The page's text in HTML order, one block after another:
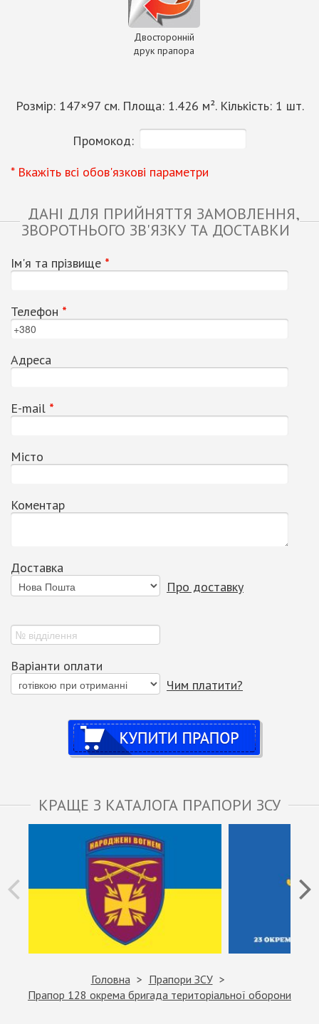
Двосторонній
друк прапора
Розмір: 147×97см. Площа: 1.426 м². Кількість: 1 шт.
Промокод:
* Вкажіть всі обов'язкові параметри
ДАНІ ДЛЯ ПРИЙНЯТТЯ ЗАМОВЛЕННЯ,
ЗВОРОТНЬОГО ЗВ'ЯЗКУ ТА ДОСТАВКИ
Ім'я та прізвище *
Телефон *
Адреса
Е-mail *
Місто
Коментар
Доставка
Про доставку
Варіанти оплати
Чим платити?
Купити
КРАЩЕ З КАТАЛОГА ПРАПОРИ ЗСУ
Головна
Прапори ЗСУ
Прапор 128 окрема бригада територіальної оборони